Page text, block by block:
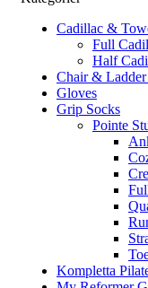
Cadillac &
Full
Half
Chair &
Gloves
Grip Socks
Pointe
Kompletta